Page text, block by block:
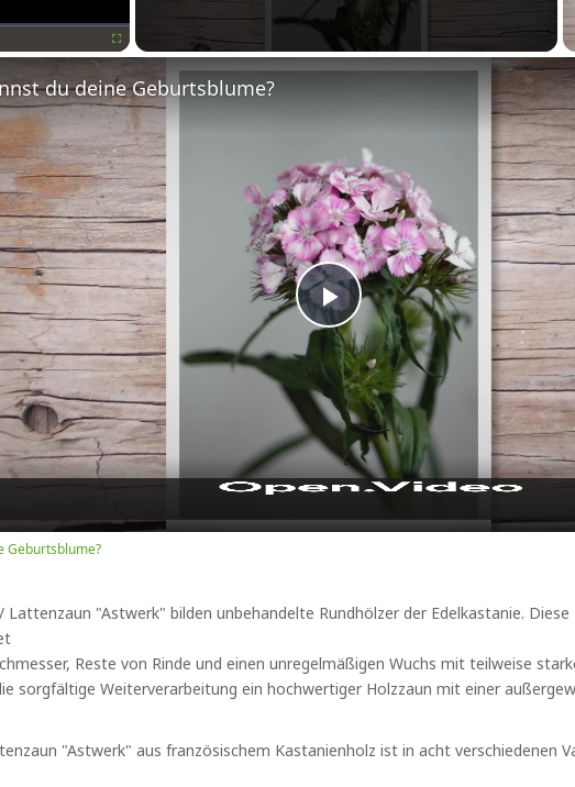
Play
Video
du deine Geburtsblume?
Geburtsblume?
"Astwerk" bilden unbehandelte Rundhölzer der Edelkastanie.
Reste von Rinde und einen unregelmäßigen Wuchs mit teilweise
sorgfältige Weiterverarbeitung ein hochwertiger Holzzaun mit einer
"Astwerk" aus französischem Kastanienholz ist in acht verschiedenen